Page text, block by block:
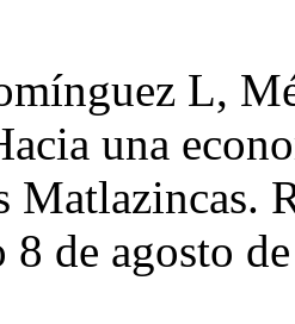
L,
una
Matlazincas.
8 de agosto